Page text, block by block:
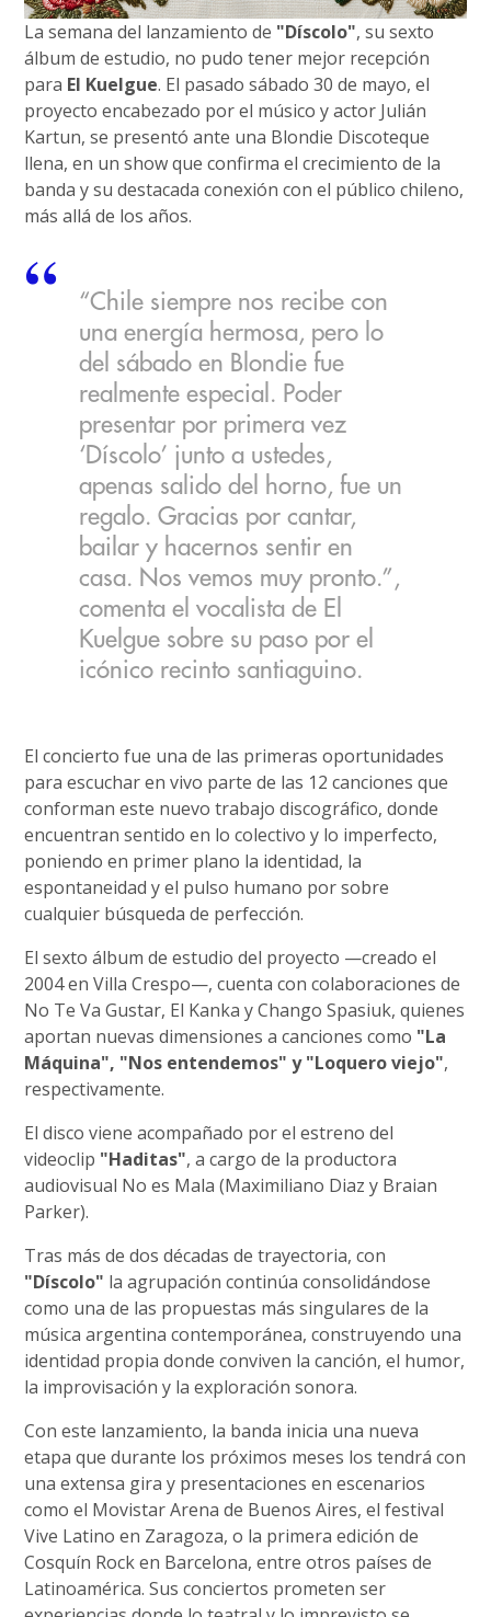
La semana del lanzamiento de "Díscolo", su sexto
álbum de estudio, no pudo tener mejor recepción
para El Kuelgue. El pasado sábado 30 de mayo, el
proyecto encabezado por el músico y actor Julián
Kartun, se presentó ante una Blondie Discoteque
llena, en un show que confirma el crecimiento de la
banda y su destacada conexión con el público chileno,
más allá de los años.
“Chile siempre nos recibe con
una energía hermosa, pero lo
del sábado en Blondie fue
realmente especial. Poder
presentar por primera vez
‘Díscolo’ junto a ustedes,
apenas salido del horno, fue un
regalo. Gracias por cantar,
bailar y hacernos sentir en
casa. Nos vemos muy pronto.”,
comenta el vocalista de El
Kuelgue sobre su paso por el
icónico recinto santiaguino.
El concierto fue una de las primeras oportunidades
para escuchar en vivo parte de las 12 canciones que
conforman este nuevo trabajo discográfico, donde
encuentran sentido en lo colectivo y lo imperfecto,
poniendo en primer plano la identidad, la
espontaneidad y el pulso humano por sobre
cualquier búsqueda de perfección.
El sexto álbum de estudio del proyecto —creado el
2004 en Villa Crespo—, cuenta con colaboraciones de
No Te Va Gustar, El Kanka y Chango Spasiuk, quienes
aportan nuevas dimensiones a canciones como "La
Máquina", "Nos entendemos" y "Loquero viejo",
respectivamente.
El disco viene acompañado por el estreno del
videoclip "Haditas", a cargo de la productora
audiovisual No es Mala (Maximiliano Diaz y Braian
Parker).
Tras más de dos décadas de trayectoria, con
"Díscolo" la agrupación continúa consolidándose
como una de las propuestas más singulares de la
música argentina contemporánea, construyendo una
identidad propia donde conviven la canción, el humor,
la improvisación y la exploración sonora.
Con este lanzamiento, la banda inicia una nueva
etapa que durante los próximos meses los tendrá con
una extensa gira y presentaciones en escenarios
como el Movistar Arena de Buenos Aires, el festival
Vive Latino en Zaragoza, o la primera edición de
Cosquín Rock en Barcelona, entre otros países de
Latinoamérica. Sus conciertos prometen ser